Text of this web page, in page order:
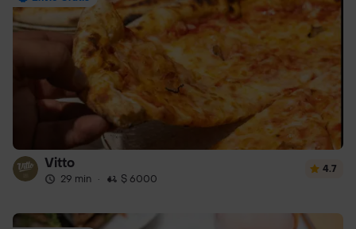
Vitto
29 min · $ 6000
4.7